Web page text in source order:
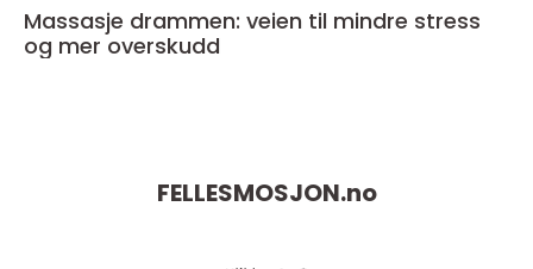
Massasje drammen: veien til mindre stress
og mer overskudd
FELLESMOSJON.no